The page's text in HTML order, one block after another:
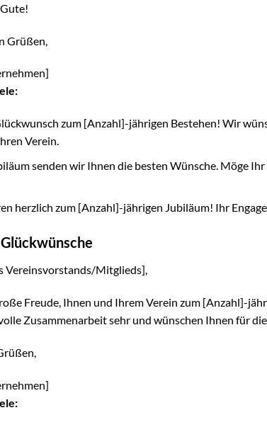
Grüßen,
zum [Anzahl]-jährigen Bestehen! Wir
Verein.
senden wir Ihnen die besten Wünsche. Möge
herzlich zum [Anzahl]-jährigen Jubiläum! Ihr
Vereinsvorstands/Mitglieds],
Freude, Ihnen und Ihrem Verein zum [Anzahl]-
Zusammenarbeit sehr und wünschen Ihnen für